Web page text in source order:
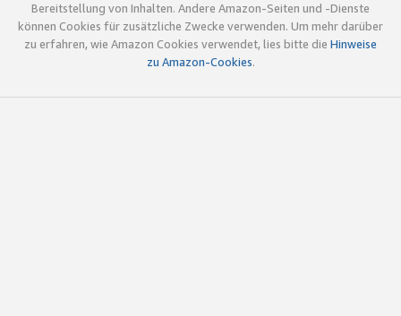
Bereitstellung von Inhalten. Andere Amazon-Seiten und -Dienste
können Cookies für zusätzliche Zwecke verwenden. Um mehr darüber
zu erfahren, wie Amazon Cookies verwendet, lies bitte die Hinweise
zu Amazon-Cookies.